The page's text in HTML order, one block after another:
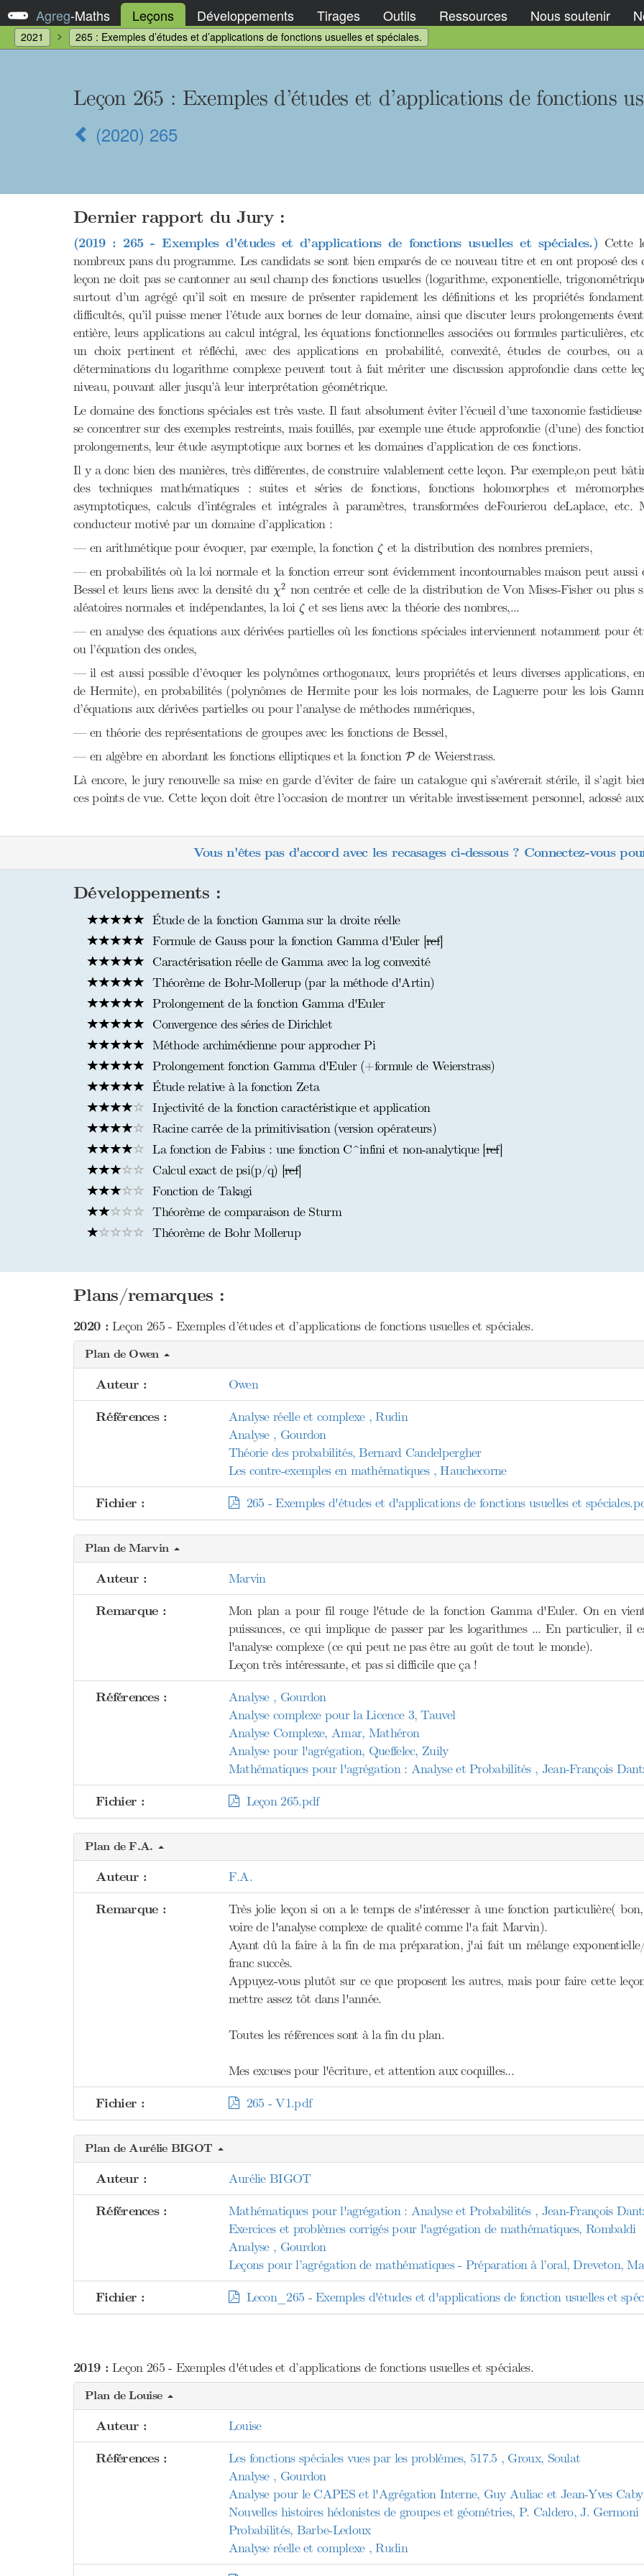
Agreg-Maths Leçons Développements Tirages Outils Ressources Nous soutenir
2021 265 : Exemples d’études et d’applications de fonctions usuelles et spéciales.
Leçon 265 : Exemples d’études et d’applications de fonctions
(2020) 265
Dernier rapport du Jury :
(2019 : 265 - Exemples d'études et d’applications de fonctions usuelles et spéciales.) Cette
nombreux pans du programme. Les candidats se sont bien emparés de ce nouveau titre et en ont proposé
leçon ne doit pas se cantonner au seul champ des fonctions usuelles (logarithme, exponentielle,
surtout d’un agrégé qu’il soit en mesure de présenter rapidement les définitions et les propriétés
difficultés, qu’il puisse mener l’étude aux bornes de leur domaine, ainsi que discuter leurs prolongements
entière, leurs applications au calcul intégral, les équations fonctionnelles associées ou formules particulières,
un choix pertinent et réfléchi, avec des applications en probabilité, convexité, études de courbes, ou
déterminations du logarithme complexe peuvent tout à fait mériter une discussion approfondie dans cette
niveau, pouvant aller jusqu’à leur interprétation géométrique.
Le domaine des fonctions spéciales est très vaste. Il faut absolument éviter l’écueil d’une taxonomie
se concentrer sur des exemples restreints, mais fouillés, par exemple une étude approfondie (d’une) des
prolongements, leur étude asymptotique aux bornes et les domaines d’application de ces fonctions.
Il y a donc bien des manières, très différentes, de construire valablement cette leçon. Par exemple,on peut
des techniques mathématiques : suites et séries de fonctions, fonctions holomorphes et
asymptotiques, calculs d’intégrales et intégrales à paramètres, transformées deFourierou deLaplace,
conducteur motivé par un domaine d’application :
— en arithmétique pour évoquer, par exemple, la fonctionζ
ζ et la distribution des nombres premiers,
— en probabilités où la loi normale et la fonction erreur sont évidemment incontournables maison peut aussi
Bessel et leurs liens avec la densité du χ2
2 non centrée et celle de la distribution de Von Mises-Fisher ou
aléatoires normales et indépendantes, la loi ζ
ζ et ses liens avec la théorie des nombres,...
— en analyse des équations aux dérivées partielles où les fonctions spéciales interviennent notamment pour
ou l’équation des ondes,
— il est aussi possible d’évoquer les polynômes orthogonaux, leurs propriétés et leurs diverses applications,
de Hermite), en probabilités (polynômes de Hermite pour les lois normales, de Laguerre pour les lois
d’équations aux dérivées partielles ou pour l’analyse de méthodes numériques,
— en théorie des représentations de groupes avec les fonctions de Bessel,
— en algèbre en abordant les fonctions elliptiques et la fonction P
Pde Weierstrass.
Là encore, le jury renouvelle sa mise en garde d’éviter de faire un catalogue qui s’avérerait stérile, il s’agit
ces points de vue. Cette leçon doit être l’occasion de montrer un véritable investissement personnel, adossé
Vous n'êtes pas d'accord avec les recasages ci-dessous ? Connectez-vous
Développements :
Étude de la fonction Gamma sur la droite réelle
Formule de Gauss pour la fonction Gamma d'Euler [ref]
Caractérisation réelle de Gamma avec la log convexité
Théorème de Bohr-Mollerup (par la méthode d'Artin)
Prolongement de la fonction Gamma d'Euler
Convergence des séries de Dirichlet
Méthode archimédienne pour approcher Pi
Prolongement fonction Gamma d'Euler (+formule de Weierstrass)
Étude relative à la fonction Zeta
Injectivité de la fonction caractéristique et application
Racine carrée de la primitivisation (version opérateurs)
La fonction de Fabius : une fonction C^infini et non-analytique [ref]
Calcul exact de psi(p/q) [ref]
Fonction de Takagi
Théorème de comparaison de Sturm
Théorème de Bohr Mollerup
Plans/remarques :
2020 :Leçon 265 - Exemples d’études et d’applications de fonctions usuelles et spéciales.
Plan de Owen
Auteur : Owen
Références :
Analyse réelle et complexe , Rudin
Analyse , Gourdon
Théorie des probabilités, Bernard Candelpergher
Les contre-exemples en mathématiques , Hauchecorne
Fichier : 265 - Exemples d'études et d'applications de fonctions usuelles et
Plan de Marvin
Auteur : Marvin
Remarque :
Mon plan a pour fil rouge l'étude de la fonction Gamma d'Euler. On en
puissances, ce qui implique de passer par les logarithmes ... En particulier, il
l'analyse complexe (ce qui peut ne pas être au goût de tout le monde).
Leçon très intéressante, et pas si difficile que ça !
Références :
Analyse , Gourdon
Analyse complexe pour la Licence 3, Tauvel
Analyse Complexe, Amar, Mathéron
Analyse pour l'agrégation, Queffelec, Zuily
Mathématiques pour l'agrégation : Analyse et Probabilités , Jean-François
Fichier : Leçon 265.pdf
Plan de F.A.
Auteur : F.A.
Remarque :
Très jolie leçon si on a le temps de s'intéresser à une fonction particulière(
voire de l'analyse complexe de qualité comme l'a fait Marvin).
Ayant dû la faire à la fin de ma préparation, j'ai fait un mélange
franc succès.
Appuyez-vous plutôt sur ce que proposent les autres, mais pour faire cette
mettre assez tôt dans l'année.
Toutes les références sont à la fin du plan.
Mes excuses pour l'écriture, et attention aux coquilles...
Fichier : 265 - V1.pdf
Plan de Aurélie BIGOT
Auteur : Aurélie BIGOT
Références :
Mathématiques pour l'agrégation : Analyse et Probabilités , Jean-François
Exercices et problèmes corrigés pour l'agrégation de mathématiques, Rombaldi
Analyse , Gourdon
Leçons pour l’agrégation de mathématiques - Préparation à l’oral, Dreveton,
Fichier : Lecon_265 - Exemples d'études et d'applications de fonction usuelles et
2019 :Leçon 265 - Exemples d'études et d’applications de fonctions usuelles et spéciales.
Plan de Louise
Auteur : Louise
Références :
Les fonctions spéciales vues par les problèmes, 517.5 , Groux, Soulat
Analyse , Gourdon
Analyse pour le CAPES et l'Agrégation Interne, Guy Auliac et Jean-Yves Caby
Nouvelles histoires hédonistes de groupes et géométries, P. Caldero, J. Germoni
Probabilités, Barbe-Ledoux
Analyse réelle et complexe , Rudin